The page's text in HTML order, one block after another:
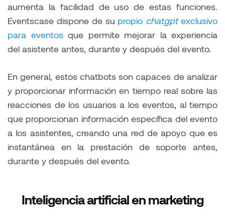
aumenta la facilidad de uso de estas funciones.
Eventscase dispone de su propio chatgptexclusivo
para eventosque permite mejorar la experiencia
del asistente antes, durante y después del evento.
En general, estos chatbots son capaces de analizar
y proporcionar información en tiempo real sobre las
reacciones de los usuarios a los eventos, al tiempo
que proporcionan información específica del evento
a los asistentes, creando una red de apoyo que es
instantánea en la prestación de soporte antes,
durante y después del evento.
Inteligencia artificial en marketing